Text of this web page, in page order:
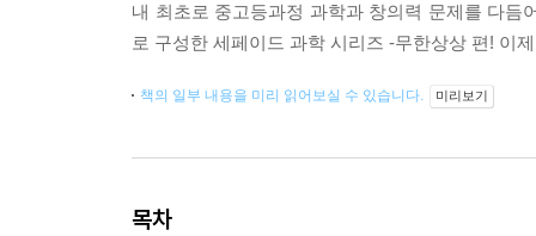
내 최초로 중고등과정 과학과 창의력 문제를 다듬
로 구성한 세페이드 과학 시리즈 -무한상상 편! 이
책의 일부 내용을 미리 읽어보실 수 있습니다. 미리보기
목차